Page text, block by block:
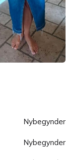
Nybegynder
Nybegynder